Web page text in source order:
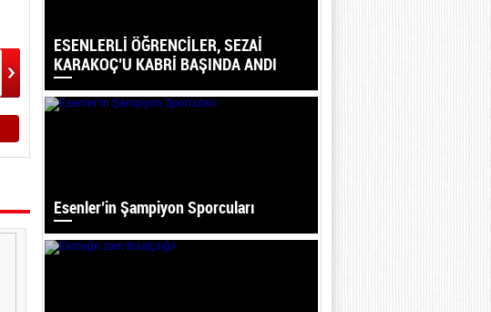
ESENLERLİ ÖĞRENCİLER, SEZAİ
KARAKOÇ’U KABRİ BAŞINDA ANDI
Esenler’in Şampiyon Sporcuları